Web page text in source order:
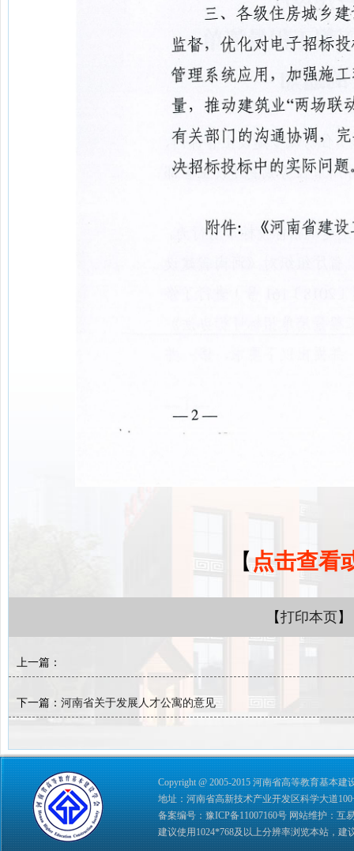
【 点击查看
【打印本页
上一篇：
下一篇： 河南省关于发展人才公寓的意见
Copyright @ 2005-2015 河南省高等教育基本建
地址：河南省高新技术产业开发区科学大道100
备案编号： 豫ICP备11007160号 网站维护： 互
建议使用1024*768及以上分辨率浏览本站，建